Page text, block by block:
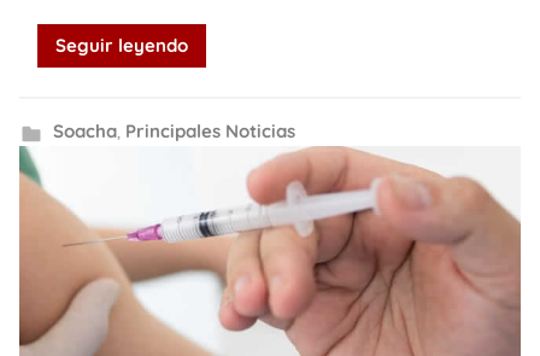
Seguir leyendo
Soacha, Principales Noticias